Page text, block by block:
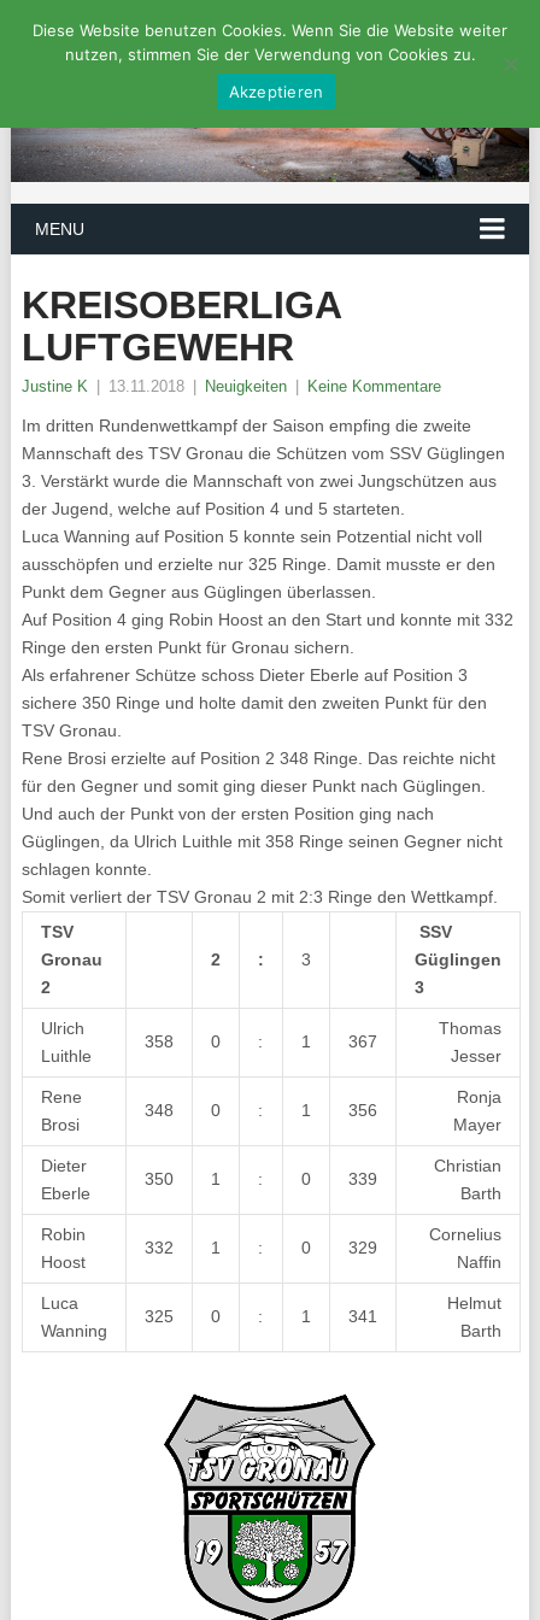
MENU
KREISOBERLIGA
LUFTGEWEHR
Justine K 13.11.2018 Neuigkeiten Keine Kommentare
Im dritten Rundenwettkampf der Saison empfing die zweite
Mannschaft des TSV Gronau die Schützen vom SSV Güglingen
3. Verstärkt wurde die Mannschaft von zwei Jungschützen aus
der Jugend, welche auf Position 4 und 5 starteten.
Luca Wanning auf Position 5 konnte sein Potzential nicht voll
ausschöpfen und erzielte nur 325 Ringe. Damit musste er den
Punkt dem Gegner aus Güglingen überlassen.
Auf Position 4 ging Robin Hoost an den Start und konnte mit 332
Ringe den ersten Punkt für Gronau sichern.
Als erfahrener Schütze schoss Dieter Eberle auf Position 3
sichere 350 Ringe und holte damit den zweiten Punkt für den
TSV Gronau.
Rene Brosi erzielte auf Position 2 348 Ringe. Das reichte nicht
für den Gegner und somit ging dieser Punkt nach Güglingen.
Und auch der Punkt von der ersten Position ging nach
Güglingen, da Ulrich Luithle mit 358 Ringe seinen Gegner nicht
schlagen konnte.
Somit verliert der TSV Gronau 2 mit 2:3 Ringe den Wettkampf.
TSV
Gronau
2
2 : 3
SSV
Güglingen
3
Ulrich
Luithle
358 0 : 1 367
Thomas
Jesser
Rene
Brosi
348 0 : 1 356
Ronja
Mayer
Dieter
Eberle
350 1 : 0 339
Christian
Barth
Robin
Hoost
332 1 : 0 329
Cornelius
Naffin
Luca
Wanning
325 0 : 1 341
Helmut
Barth
Diese Website benutzen Cookies. Wenn Sie die Website weiter
nutzen, stimmen Sie der Verwendung von Cookies zu.
Akzeptieren